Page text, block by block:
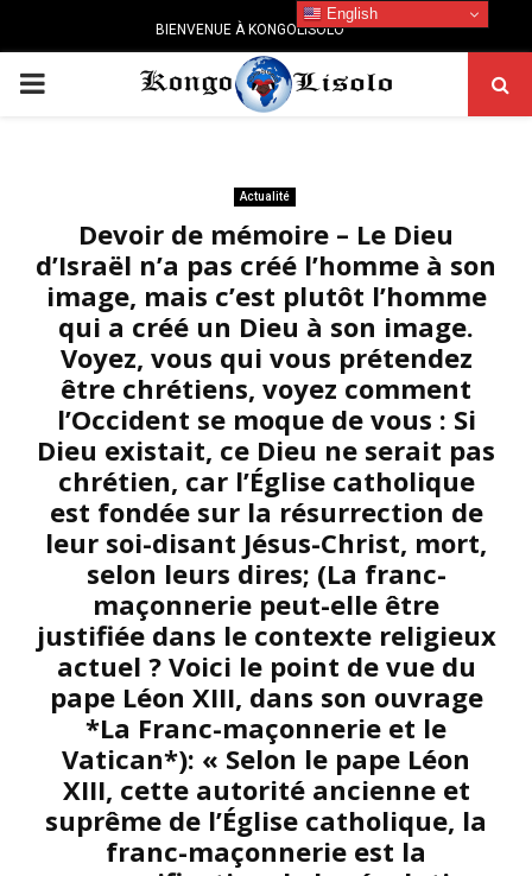
BIENVENUE À KONGOLISOLO
PRIMARY
Actualité
Devoir de mémoire – Le Dieu
d’Israël n’a pas créé l’homme à son
image, mais c’est plutôt l’homme
qui a créé un Dieu à son image.
Voyez, vous qui vous prétendez
être chrétiens, voyez comment
l’Occident se moque de vous : Si
Dieu existait, ce Dieu ne serait pas
chrétien, car l’Église catholique
est fondée sur la résurrection de
leur soi-disant Jésus-Christ, mort,
selon leurs dires; (La franc-
maçonnerie peut-elle être
justifiée dans le contexte religieux
actuel ? Voici le point de vue du
pape Léon XIII, dans son ouvrage
*La Franc-maçonnerie et le
Vatican*): « Selon le pape Léon
XIII, cette autorité ancienne et
suprême de l’Église catholique, la
franc-maçonnerie est la
English